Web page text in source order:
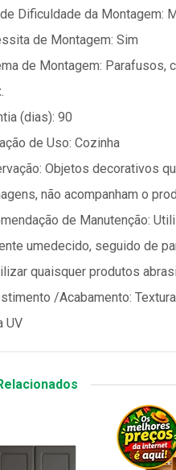
de Dificuldade da Montagem:
de Montagem: Sim
de Montagem: Parafusos,
(dias): 90
de Uso: Cozinha
Objetos decorativos
não acompanham o
de Manutenção:
umedecido, seguido de
quaisquer produtos
/Acabamento:
UV